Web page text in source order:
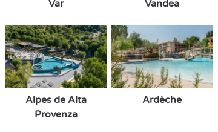
Var Vandea
Alpes de Alta
Provenza
Ardèche